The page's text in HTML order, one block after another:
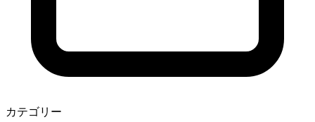
カテゴリー